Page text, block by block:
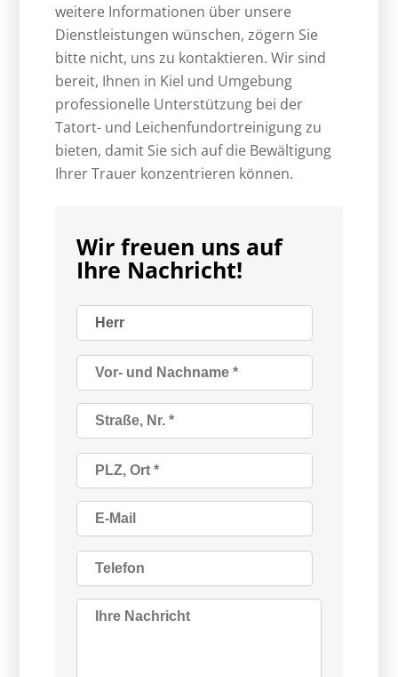
weitere Informationen über unsere
Dienstleistungen wünschen, zögern Sie
bitte nicht, uns zu kontaktieren. Wir sind
bereit, Ihnen in Kiel und Umgebung
professionelle Unterstützung bei der
Tatort- und Leichenfundortreinigung zu
bieten, damit Sie sich auf die Bewältigung
Ihrer Trauer konzentrieren können.
Wir freuen uns auf
Ihre Nachricht!